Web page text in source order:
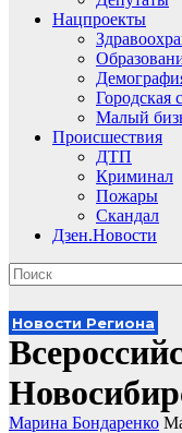
Нацпроекты
Городская
Малый
Происшествия
ДТП
Криминал
Пожары
Скандал
Дзен.Новости
Новости Региона
Марина Бондаренко